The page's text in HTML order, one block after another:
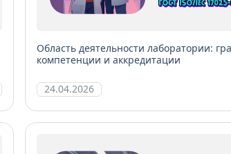
Область деятельности лаборатории:
компетенции и аккредитации
24.04.2026